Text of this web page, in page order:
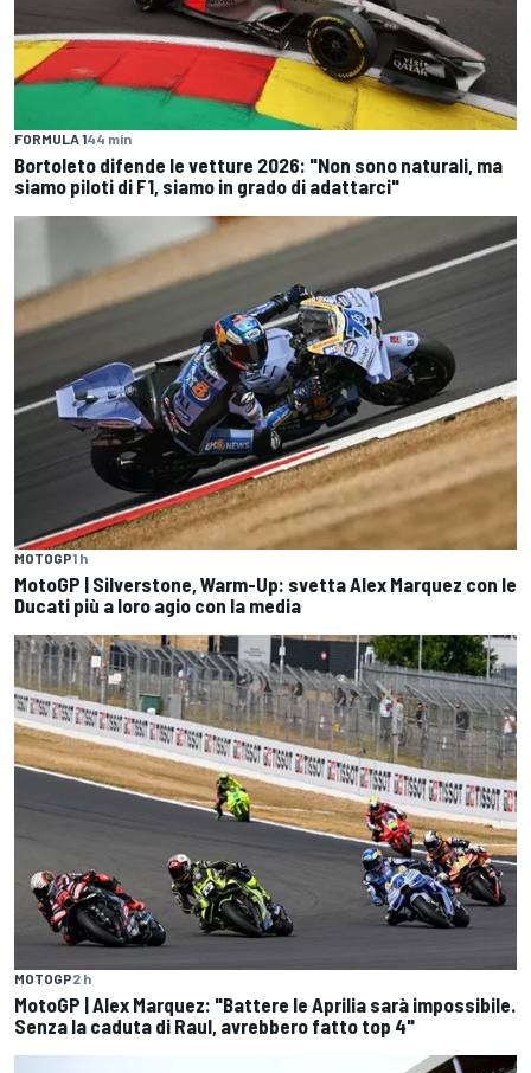
FORMULA 144 min
Bortoleto difende le vetture 2026: "Non sono naturali, ma
siamo piloti di F1, siamo in grado di adattarci"
MOTOGP1 h
MotoGP | Silverstone, Warm-Up: svetta Alex Marquez con le
Ducati più a loro agio con la media
MOTOGP2 h
MotoGP | Alex Marquez: "Battere le Aprilia sarà impossibile.
Senza la caduta di Raul, avrebbero fatto top 4"